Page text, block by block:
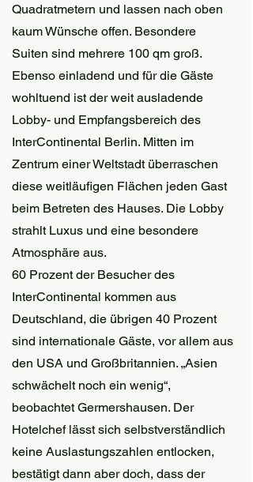
Quadratmetern und lassen nach oben
kaum Wünsche offen. Besondere
Suiten sind mehrere 100 qm groß.
Ebenso einladend und für die Gäste
wohltuend ist der weit ausladende
Lobby- und Empfangsbereich des
InterContinental Berlin. Mitten im
Zentrum einer Weltstadt überraschen
diese weitläufigen Flächen jeden Gast
beim Betreten des Hauses. Die Lobby
strahlt Luxus und eine besondere
Atmosphäre aus.
60 Prozent der Besucher des
InterContinental kommen aus
Deutschland, die übrigen 40 Prozent
sind internationale Gäste, vor allem aus
den USA und Großbritannien. „Asien
schwächelt noch ein wenig“,
beobachtet Germershausen. Der
Hotelchef lässt sich selbstverständlich
keine Auslastungszahlen entlocken,
bestätigt dann aber doch, dass der